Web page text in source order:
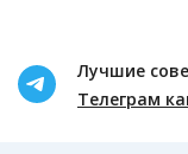
Лучшие
Телеграм